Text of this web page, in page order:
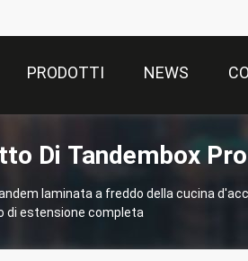
PRODOTTI NEWS
Di Tandembox
laminata a freddo della cucina
di estensione completa